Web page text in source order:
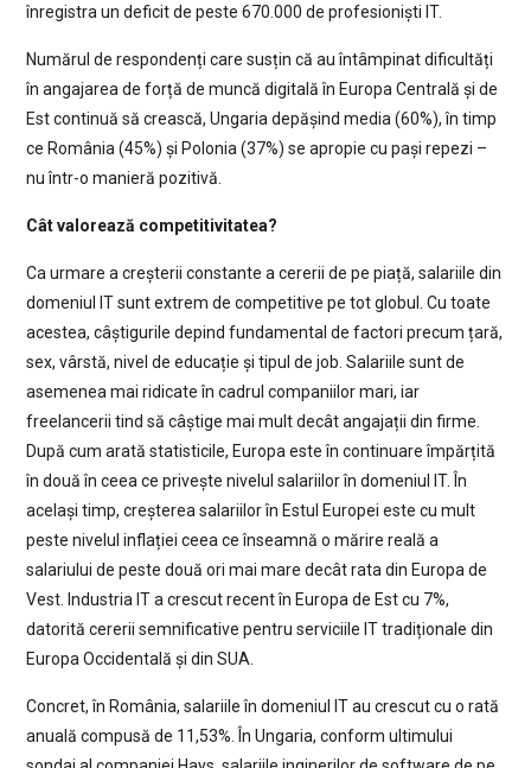
înregistra un deficit de peste 670.000 de profesioniști IT.
Numărul de respondenți care susțin că au întâmpinat dificultăți
în angajarea de forță de muncă digitală în Europa Centrală și de
Est continuă să crească, Ungaria depășind media (60%), în timp
ce România (45%) și Polonia (37%) se apropie cu pași repezi –
nu într-o manieră pozitivă.
Cât valorează competitivitatea?
Ca urmare a creșterii constante a cererii de pe piață, salariile din
domeniul IT sunt extrem de competitive pe tot globul. Cu toate
acestea, câștigurile depind fundamental de factori precum țară,
sex, vârstă, nivel de educație și tipul de job. Salariile sunt de
asemenea mai ridicate în cadrul companiilor mari, iar
freelancerii tind să câștige mai mult decât angajații din firme.
După cum arată statisticile, Europa este în continuare împărțită
în două în ceea ce privește nivelul salariilor în domeniul IT. În
același timp, creșterea salariilor în Estul Europei este cu mult
peste nivelul inflației ceea ce înseamnă o mărire reală a
salariului de peste două ori mai mare decât rata din Europa de
Vest. Industria IT a crescut recent în Europa de Est cu 7%,
datorită cererii semnificative pentru serviciile IT tradiționale din
Europa Occidentală și din SUA.
Concret, în România, salariile în domeniul IT au crescut cu o rată
anuală compusă de 11,53%. În Ungaria, conform ultimului